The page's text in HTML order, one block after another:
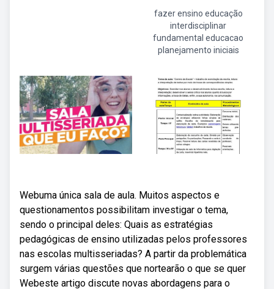
fazer ensino educação
interdisciplinar
fundamental educacao
planejamento iniciais
Webuma única sala de aula. Muitos aspectos e
questionamentos possibilitam investigar o tema,
sendo o principal deles: Quais as estratégias
pedagógicas de ensino utilizadas pelos professores
nas escolas multisseriadas? A partir da problemática
surgem várias questões que nortearão o que se quer
Webeste artigo discute novas abordagens para o